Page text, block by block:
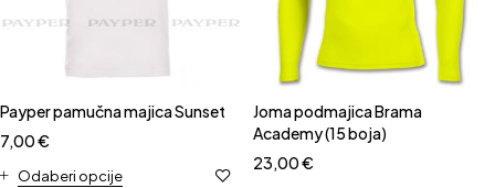
Payper pamučna majica Sunset
7,00€
Odaberi opcije
Joma podmajica Brama
Academy (15 boja)
23,00€